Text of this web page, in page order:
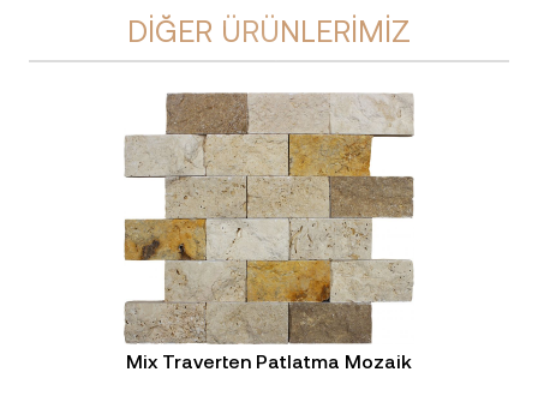
DIĞER ÜRÜNLERIMIZ
Mix Traverten Patlatma Mozaik